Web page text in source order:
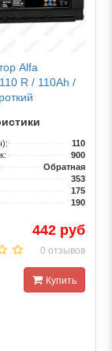
Alfa
R / 110Ah /
110
900
Обратная
353
175
190
442 руб
0 отзывов
Купить